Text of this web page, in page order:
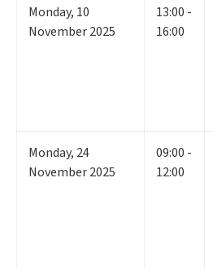
Monday, 10
November 2025
13:00 -
16:00
Monday, 24
November 2025
09:00 -
12:00